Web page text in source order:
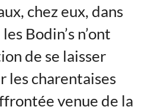
chez eux, dans
Bodin’s n’ont
de se laisser
les charentaises
venue de la